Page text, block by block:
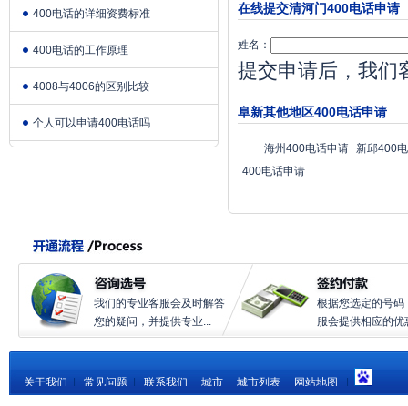
400电话的详细资费标准
400电话的工作原理
4008与4006的区别比较
个人可以申请400电话吗
在线提交清河门400电话申请
姓名：
提交申请后，我们
阜新其他地区400电话申请
海州400电话申请 新邱400
400电话申请
我们的专业客服会及时解答
您的疑问，并提供专业...
根据您选定的号码
服会提供相应的优
关于我们 常见问题 联系我们 城市 城市列表 网站地图